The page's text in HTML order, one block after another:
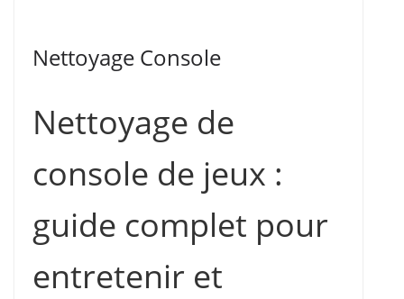
Nettoyage Console
Nettoyage de
console de jeux :
guide complet pour
entretenir et